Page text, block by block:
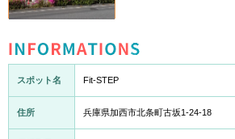
スポット名 Fit-STEP
住所 兵庫県加西市北条町古坂1-24-18